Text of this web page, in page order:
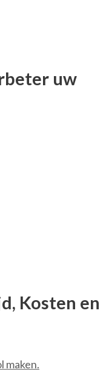
uw
Kosten en
maken.